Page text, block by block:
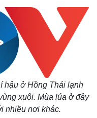
hậu ở Hồng Thái lạnh
xuôi. Mùa lúa ở đây
nhiều nơi khác.